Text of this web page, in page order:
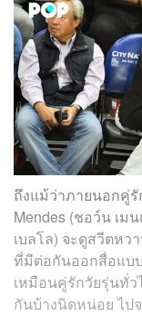
ถึงแม้ว่าภายนอกคู่
Mendes (ชอว์น เม
เบลโล) จะดูสวีตหว
ที่มีต่อกันออกสื่อแบ
เหมือนคู่รักวัยรุ่นทั่
กันบ้างนิดหน่อย ไปจ